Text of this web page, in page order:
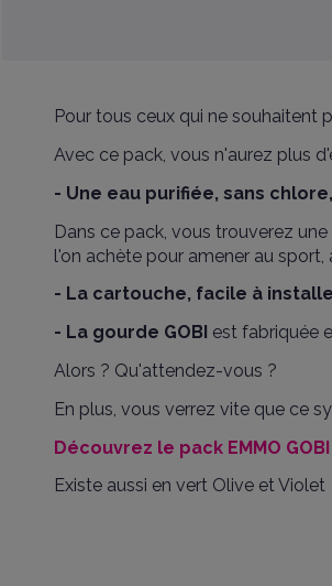
Pour tous ceux qui ne souhaitent
Avec ce pack, vous n'aurez plus
- Une eau purifiée, sans
Dans ce pack, vous trouverez
l'on achète pour amener au sport,
- La cartouche, facile à
- La gourde GOBI est fabriquée
Alors ? Qu'attendez-vous ?
En plus, vous verrez vite que ce
Découvrez le pack EMMO GOBI
Existe aussi en vert Olive et Violet